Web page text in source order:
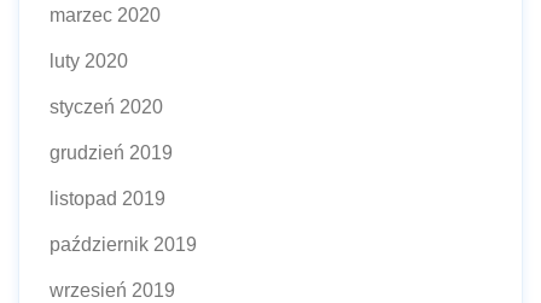
marzec 2020
luty 2020
styczeń 2020
grudzień 2019
listopad 2019
październik 2019
wrzesień 2019